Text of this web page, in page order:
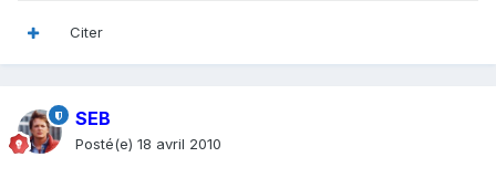
Citer
SEB
Posté(e) 18 avril 2010